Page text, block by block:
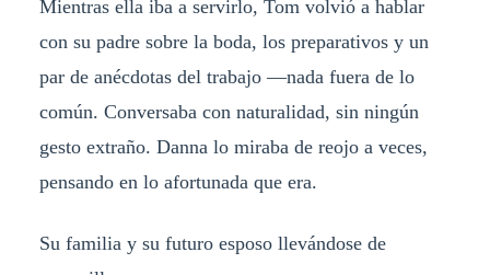
Mientras ella iba a servirlo, Tom volvió a hablar
con su padre sobre la boda, los preparativos y un
par de anécdotas del trabajo —nada fuera de lo
común. Conversaba con naturalidad, sin ningún
gesto extraño. Danna lo miraba de reojo a veces,
pensando en lo afortunada que era.
Su familia y su futuro esposo llevándose de